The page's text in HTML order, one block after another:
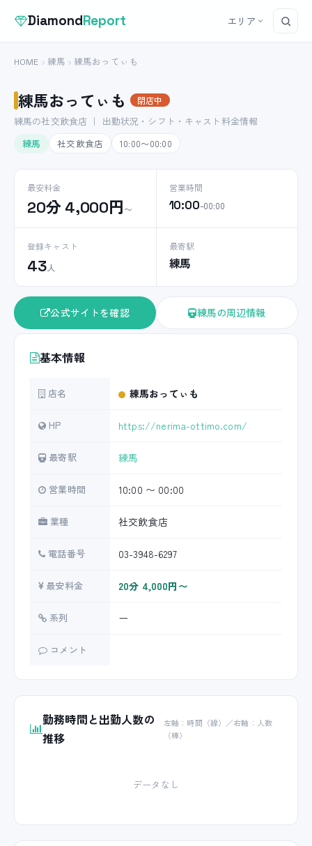
DiamondReport エリア
HOME 練馬 練馬おってぃも
練馬おってぃも 閉店中
練馬の社交飲食店 ｜ 出勤状況・シフト・キャスト料金情報
練馬
社交飲食店 10:00〜00:00
最安料金
20分 4,000円〜
営業時間
10:00–00:00
登録キャスト
43人
最寄駅
練馬
公式サイトを確認 練馬の周辺情報
基本情報
店名 練馬おってぃも
HP https://nerima-ottimo.com/
最寄駅 練馬
営業時間 10:00 〜 00:00
業種 社交飲食店
電話番号 03-3948-6297
最安料金 20分 4,000円〜
系列 ー
コメント
勤務時間と出勤人数の
推移
左軸：時間（線）／右軸：人数
（棒）
データなし